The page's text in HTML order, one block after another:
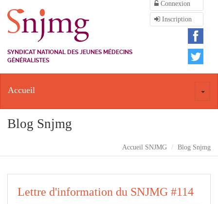
Connexion
Inscription
SYNDICAT NATIONAL DES JEUNES MÉDECINS
GÉNÉRALISTES
Toggle
Accueil
Blog Snjmg
Accueil SNJMG Blog Snjmg
Lettre d'information du SNJMG #114